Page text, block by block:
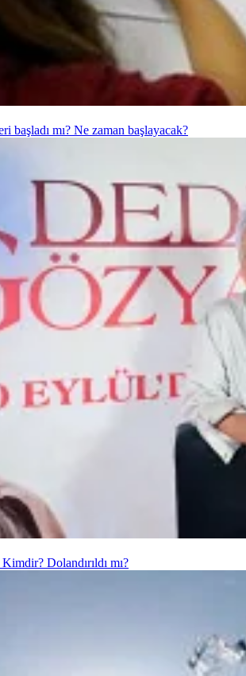
başladı mı? Ne zaman başlayacak?
Dolandırıldı mı?